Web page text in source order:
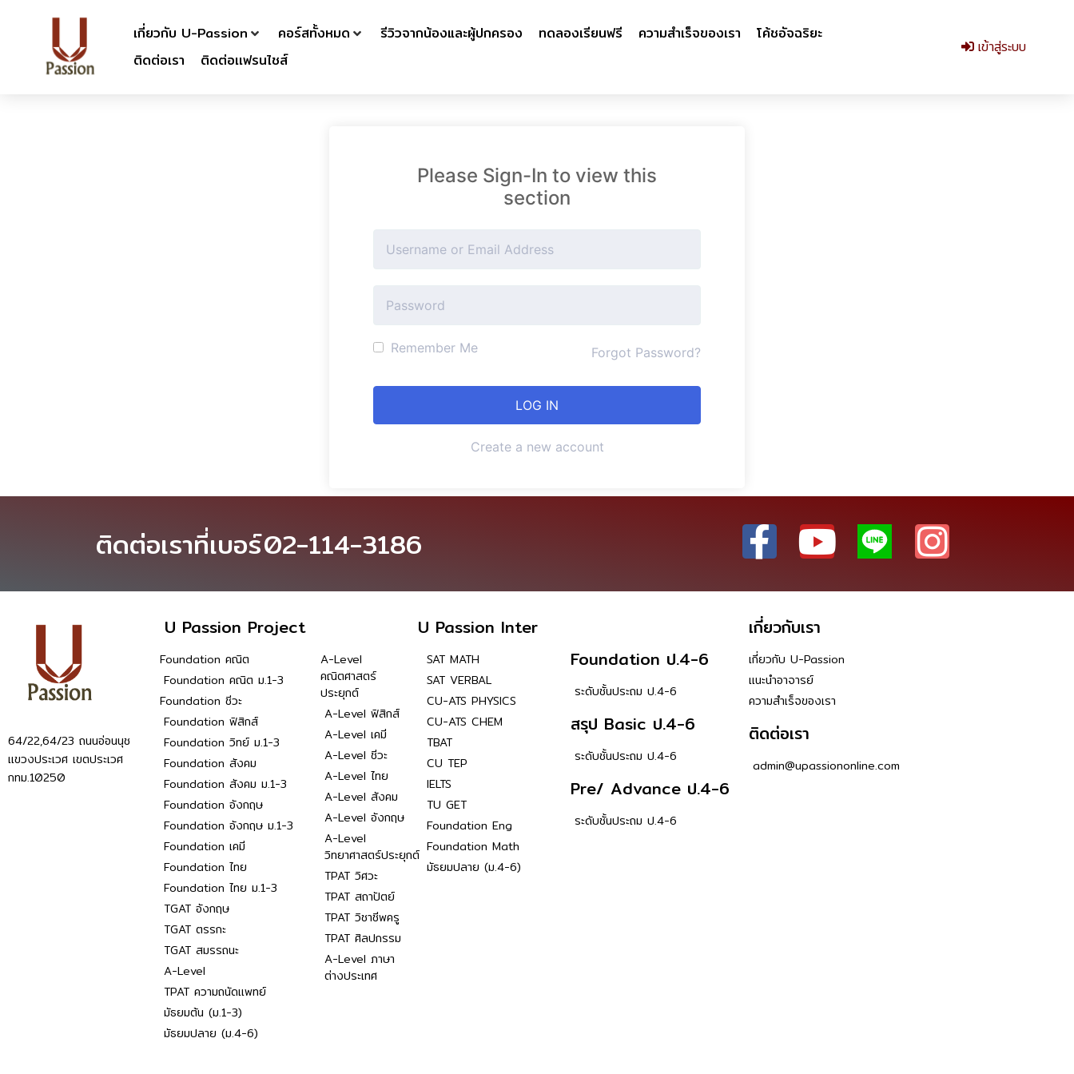
เกี่ยวกับ U-Passion คอร์สทั้งหมด รีวิวจากน้องและผู้ปกครอง ทดลองเรียนฟรี ความสำเร็จของเรา
โค้ชอัจฉริยะ
ติดต่อเรา
ติดต่อเเฟรนไชส์
เข้าสู่ระบบ
Please Sign-In to view this
section
Remember Me Forgot Password?
Create a new account
ติดต่อเราที่เบอร์02-114-3186
U Passion Project U Passion Inter เกี่ยวกับเรา
64/22,64/23 ถนนอ่อนนุช
แขวงประเวศ เขตประเวศ
กทม.10250
Foundation คณิต
Foundation คณิต ม.1-3
Foundation ชีวะ
Foundation ฟิสิกส์
Foundation วิทย์ ม.1-3
Foundation สังคม
Foundation สังคม ม.1-3
Foundation อังกฤษ
Foundation อังกฤษ ม.1-3
Foundation เคมี
Foundation ไทย
Foundation ไทย ม.1-3
TGAT อังกฤษ
TGAT ตรรกะ
TGAT สมรรถนะ
A-Level
TPAT ความถนัดแพทย์
มัธยมต้น (ม.1-3)
มัธยมปลาย (ม.4-6)
A-Level
คณิตศาสตร์
ประยุกต์
A-Level ฟิสิกส์
A-Level เคมี
A-Level ชีวะ
A-Level ไทย
A-Level สังคม
A-Level อังกฤษ
A-Level
วิทยาศาสตร์ประยุกต์
TPAT วิศวะ
TPAT สถาปัตย์
TPAT วิชาชีพครู
TPAT ศิลปกรรม
A-Level ภาษา
ต่างประเทศ
SAT MATH
SAT VERBAL
CU-ATS PHYSICS
CU-ATS CHEM
TBAT
CU TEP
IELTS
TU GET
Foundation Eng
Foundation Math
มัธยมปลาย (ม.4-6)
Foundation ป.4-6
ระดับชั้นประถม ป.4-6
สรุป Basic ป.4-6
ระดับชั้นประถม ป.4-6
Pre/ Advance ป.4-6
ระดับชั้นประถม ป.4-6
เกี่ยวกับ U-Passion
แนะนำอาจารย์
ความสำเร็จของเรา
ติดต่อเรา
admin@upassiononline.com